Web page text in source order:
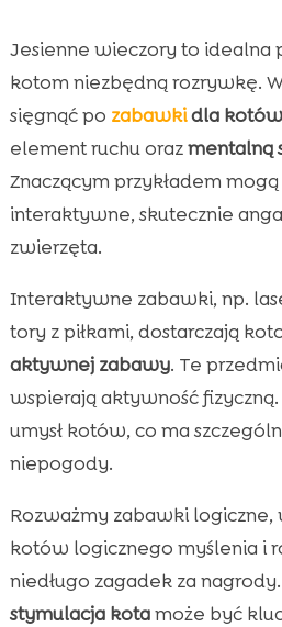
Jesienne wieczory to idealna
kotom niezbędną rozrywkę.
sięgnąć po zabawkidla kotów
element ruchu orazmentalną
Znaczącym przykładem
interaktywne, skutecznie
zwierzęta.
Interaktywne zabawki, np.
tory z piłkami, dostarczają
aktywnej zabawy. Te
wspierają aktywność
umysł kotów, co ma
niepogody.
Rozważmy zabawki
kotów logicznego myślenia i
niedługo zagadek za
stymulacja kotamoże być